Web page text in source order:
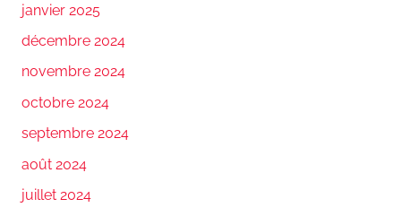
janvier 2025
décembre 2024
novembre 2024
octobre 2024
septembre 2024
août 2024
juillet 2024